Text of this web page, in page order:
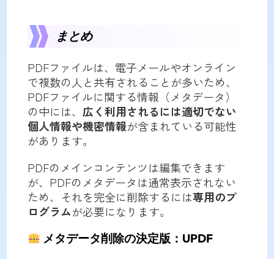
まとめ
PDFファイルは、電子メールやオンライン
で複数の人と共有されることが多いため、
PDFファイルに関する情報（メタデータ）
の中には、 広く利用されるには適切でない
個人情報や機密情報が含まれている可能性
があります。
PDFのメインコンテンツは編集できます
が、PDFのメタデータは通常表示されない
ため、それを完全に削除するには専用のプ
ログラムが必要になります。
メタデータ削除の決定版：UPDF